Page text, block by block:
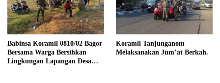
Babinsa Koramil 0810/02 Bagor
Bersama Warga Bersihkan
Lingkungan Lapangan Desa
Koramil Tanjunganom
Melaksanakan Jum’at Berkah.